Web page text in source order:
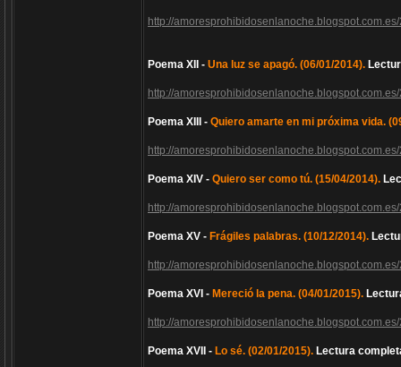
http://
Poema XII - Una luz se apagó. (06/01/2014).
http://
Poema XIII - Quiero amarte en mi próxima vida.
http://
Poema XIV - Quiero ser como tú. (15/04/2014).
http://
Poema XV - Frágiles palabras. (10/12/2014).
http://
Poema XVI - Mereció la pena. (04/01/2015).
http://
Poema XVII - Lo sé. (02/01/2015). Lectura